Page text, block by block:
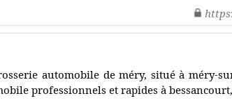
https
automobile de méry, situé à méry-
professionnels et rapides à